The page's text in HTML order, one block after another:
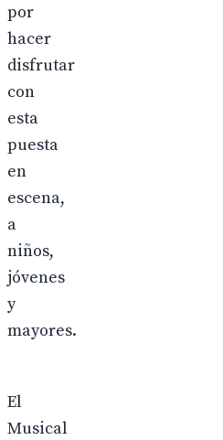
por
hacer
disfrutar
con
esta
puesta
en
escena,
a
niños,
jóvenes
y
mayores.
El
Musical